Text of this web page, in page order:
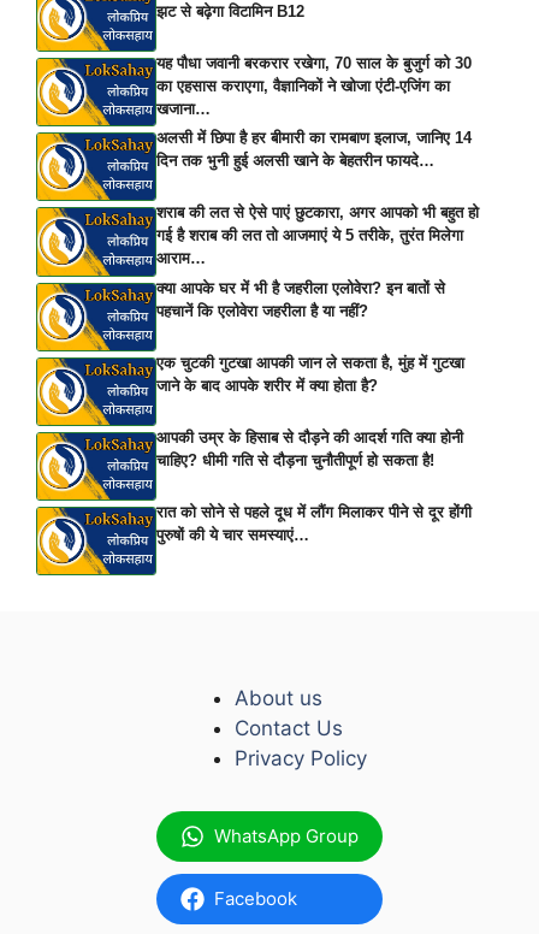
झट से बढ़ेगा विटामिन B12
यह पौधा जवानी बरकरार रखेगा, 70 साल के बुजुर्ग को 30
का एहसास कराएगा, वैज्ञानिकों ने खोजा एंटी-एजिंग का
खजाना…
अलसी में छिपा है हर बीमारी का रामबाण इलाज, जानिए 14
दिन तक भुनी हुई अलसी खाने के बेहतरीन फायदे…
शराब की लत से ऐसे पाएं छुटकारा, अगर आपको भी बहुत हो
गई है शराब की लत तो आजमाएं ये 5 तरीके, तुरंत मिलेगा
आराम…
क्या आपके घर में भी है जहरीला एलोवेरा? इन बातों से
पहचानें कि एलोवेरा जहरीला है या नहीं?
एक चुटकी गुटखा आपकी जान ले सकता है, मुंह में गुटखा
जाने के बाद आपके शरीर में क्या होता है?
आपकी उम्र के हिसाब से दौड़ने की आदर्श गति क्या होनी
चाहिए? धीमी गति से दौड़ना चुनौतीपूर्ण हो सकता है!
रात को सोने से पहले दूध में लौंग मिलाकर पीने से दूर होंगी
पुरुषों की ये चार समस्याएं…
WhatsApp Group
Facebook
About us
Contact Us
Privacy Policy